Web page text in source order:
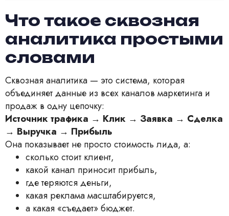
Что такое сквозная
аналитика простыми
словами
Сквозная аналитика — это система, которая
объединяет данные из всех каналов маркетинга и
продаж в одну цепочку:
Источник трафика → Клик → Заявка → Сделка
→ Выручка → Прибыль
Она показывает не просто стоимость лида, а:
сколько стоит клиент,
какой канал приносит прибыль,
где теряются деньги,
какая реклама масштабируется,
а какая «съедает» бюджет.